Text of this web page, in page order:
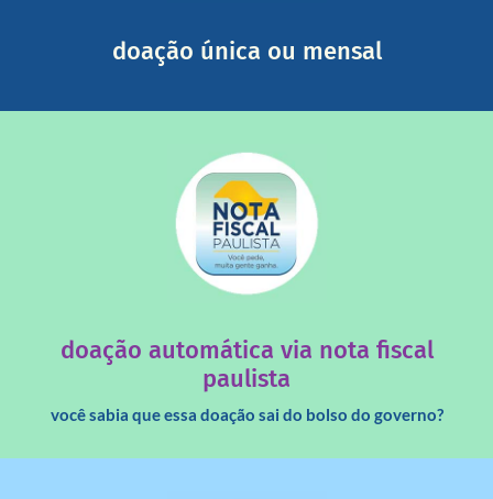
doação única ou mensal
doação automática via nota fiscal
paulista
você sabia que essa doação sai do bolso do governo?
saiba mais